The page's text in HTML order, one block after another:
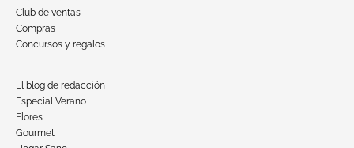
Club de ventas
Compras
Concursos y regalos
El blog de redacción
Especial Verano
Flores
Gourmet